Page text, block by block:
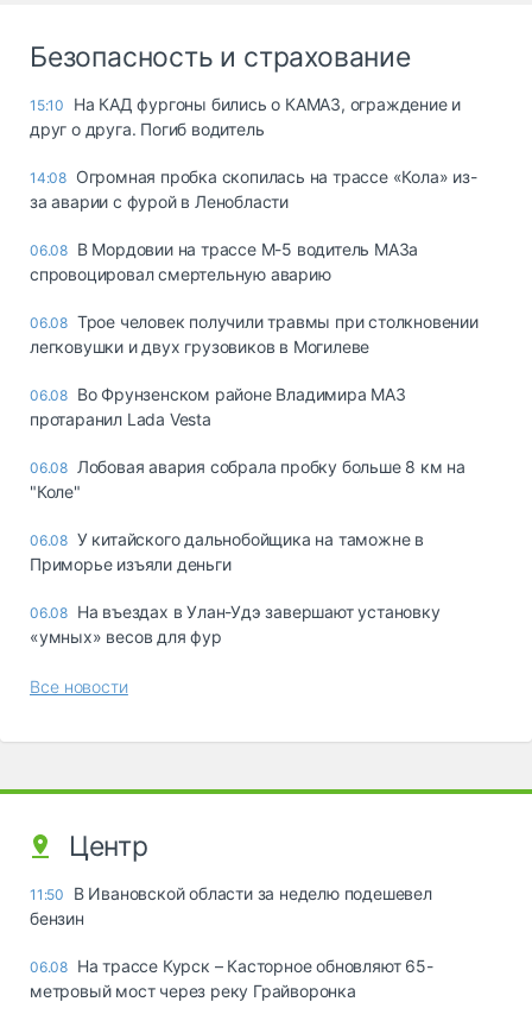
Безопасность и страхование
15:10
На КАД фургоны бились о КАМАЗ, ограждение и
друг о друга. Погиб водитель
14:08 Огромная пробка скопилась на трассе «Кола» из-
за аварии с фурой в Ленобласти
06.08 В Мордовии на трассе М-5 водитель МАЗа
спровоцировал смертельную аварию
06.08 Трое человек получили травмы при столкновении
легковушки и двух грузовиков в Могилеве
06.08 Во Фрунзенском районе Владимира МАЗ
протаранил Lada Vesta
06.08 Лобовая авария собрала пробку больше 8 км на
"Коле"
06.08 У китайского дальнобойщика на таможне в
Приморье изъяли деньги
06.08 Ha въeздax в Улaн-Удэ зaвepшaют ycтaнoвкy
«yмныx» вecoв для фyp
Все новости
Центр
11:50
В Ивановской области за неделю подешевел
бензин
06.08 На трассе Курск – Касторное обновляют 65-
метровый мост через реку Грайворонка